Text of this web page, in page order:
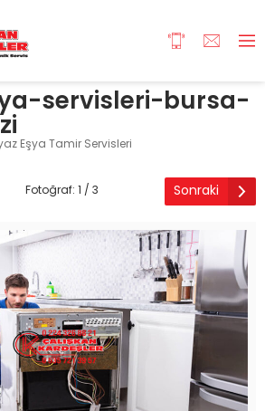
servisleri-bursa-
Eşya Tamir Servisleri
Fotoğraf: 1 / 3 Sonraki